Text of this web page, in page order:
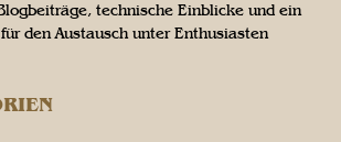
technische Einblicke und ein
den Austausch unter Enthusiasten